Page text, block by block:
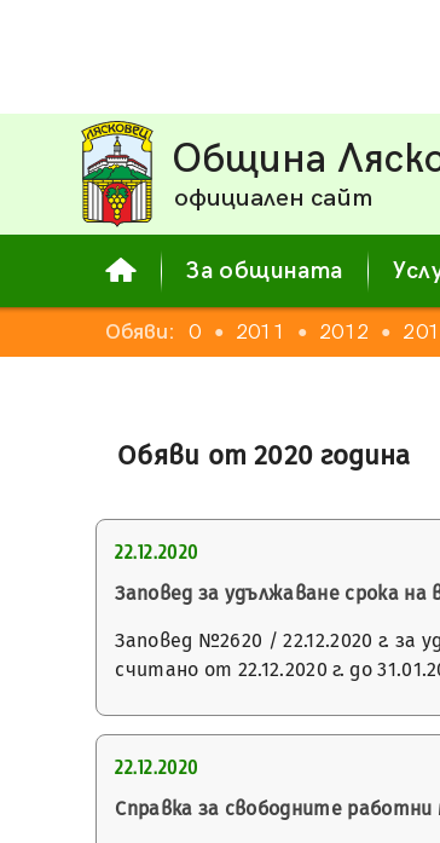
Община
официален сайт
За общината
Обяви:2010 ● 2011 ● 2012 ●
Обяви от 2020 година
22.12.2020
Заповед за удължаване срока
Заповед №2620 / 22.12.2020 г.
считано от 22.12.2020 г. до
22.12.2020
Справка за свободните